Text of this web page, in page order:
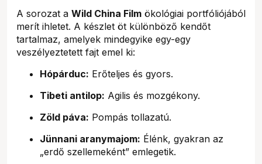
A sorozat a Wild China Film ökológiai portfóliójából
merít ihletet. A készlet öt különböző kendőt
tartalmaz, amelyek mindegyike egy-egy
veszélyeztetett fajt emel ki:
Hópárduc: Erőteljes és gyors.
Tibeti antilop: Agilis és mozgékony.
Zöld páva: Pompás tollazatú.
Jünnani aranymajom: Élénk, gyakran az
„erdő szellemeként” emlegetik.